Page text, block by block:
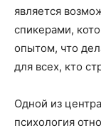
является
спикерами,
опытом, что
для всех, кто
Одной из
психология